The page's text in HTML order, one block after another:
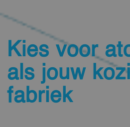
Kies voor
als jouw
fabriek